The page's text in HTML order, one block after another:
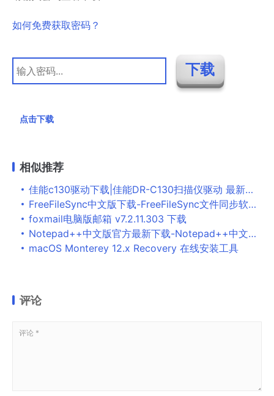
如何免费获取密码？
点击下载
相似推荐
佳能c130驱动下载|佳能DR-C130扫描仪驱动 最新官方版下载
FreeFileSync中文版下载-FreeFileSync文件同步软件 V11.12Windows版下载
foxmail电脑版邮箱 v7.2.11.303 下载
Notepad++中文版官方最新下载-Notepad++中文版 v8.4.3官方版下载
macOS Monterey 12.x Recovery 在线安装工具
评论